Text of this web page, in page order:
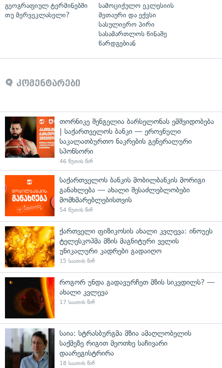
გეოგრაფიულ ტერმინებში
თუ მერვეკლასელი?
სამოციქულო ეკლესიის
მეთაური და ექვსი
სასულიერო პირი
სასამართლოს წინაშე
წარდგებიან
კომენტარები
თორნიკე შენგელია ბარსელონას ემშვიდობება
| საქართველოს ბანკი — ეროვნული
საკალათბურთო ნაკრების გენერალური
სპონსორი
46 წუთის წინ
საქართველოს ბანკის მობილბანკის მორიგი
განახლება — ახალი შესაძლებლობები
მომხმარებლებისთვის
54 წუთის წინ
ქართველი ფიზიკოსის ახალი კვლევა: ინოუეს
ტელესკოპმა მზის მაგნიტური ველის
უნიკალური კადრები გადაიღო
15 საათის წინ
როგორ უნდა გადავურჩეთ მზის სიკვდილს? —
ახალი კვლევა
17 საათის წინ
საია: სტრასბურგმა მზია ამაღლობელის
საქმეზე რიგით მეოთხე საჩივარი
დაარეგისტრირა
18 საათის წინ